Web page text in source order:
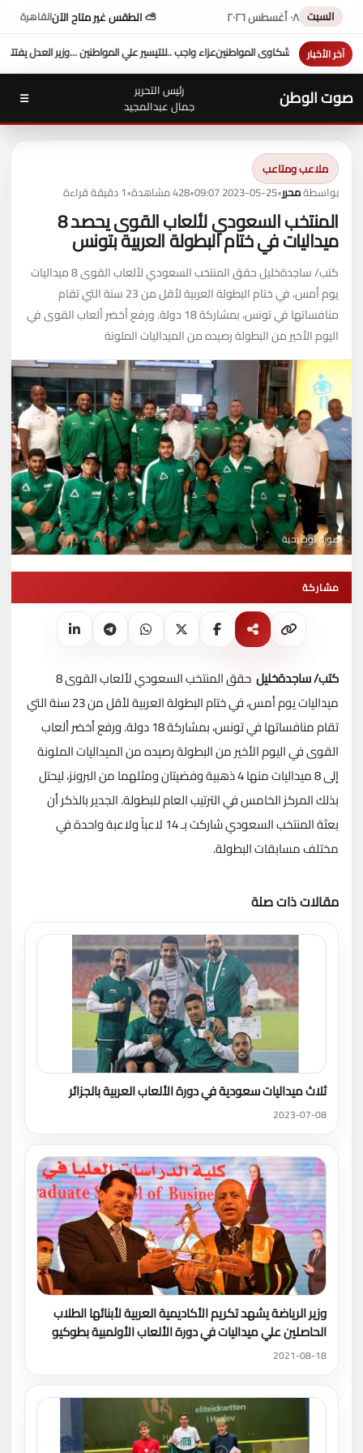
السبت ٠٨ أغسطس ٢٠٢٦ ⛅ الطقس غير متاح الآنالقاهرة
آخر الأخبار
د. طه محمد أبو الشيخللتيسير علي المواطنين ...وزير العدل يفتتح محكمة بورفؤاد الجزئية
صوت الوطن
رئيس التحرير
جمال عبدالمجيد
☰
ملاعب ومتاعب
بواسطةمحرر•
2023-05-25 09:07
•428 مشاهدة •1 دقيقة قراءة
المنتخب السعودي لألعاب القوى يحصد 8
ميداليات في ختام البطولة العربية بتونس
كتب/ ساجدةخليل حقق المنتخب السعودي لألعاب القوى 8 ميداليات
يوم أمس، في ختام البطولة العربية لأقل من 23 سنة التي تقام
منافساتها في تونس، بمشاركة 18 دولة. ورفع أخضر ألعاب القوى في
اليوم الأخير من البطولة رصيده من الميداليات الملونة
صورة توضيحية
مشاركة
كتب/ ساجدةخليل
حقق المنتخب السعودي لألعاب القوى 8
ميداليات يوم أمس، في ختام البطولة العربية لأقل من 23 سنة التي
تقام منافساتها في تونس، بمشاركة 18 دولة. ورفع أخضر ألعاب
القوى في اليوم الأخير من البطولة رصيده من الميداليات الملونة
إلى 8 ميداليات منها 4 ذهبية وفضيتان ومثلهما من البرونز، ليحتل
بذلك المركز الخامس في الترتيب العام للبطولة. الجدير بالذكر أن
بعثة المنتخب السعودي شاركت بـ 14 لاعباً ولاعبة واحدة في
مختلف مسابقات البطولة.
مقالات ذات صلة
ثلاث ميداليات سعودية في دورة الألعاب العربية بالجزائر
2023-07-08
وزير الرياضة يشهد تكريم الأكاديمية العربية لأبنائها الطلاب
الحاصلين علي ميداليات في دورة الألعاب الأولمبية بطوكيو
2021-08-18